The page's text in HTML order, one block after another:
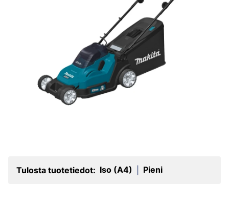
Tulosta tuotetiedot: Iso (A4) Pieni